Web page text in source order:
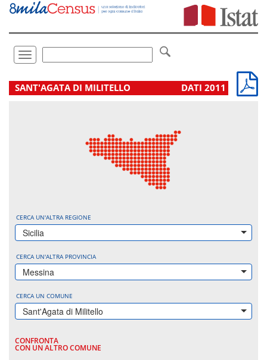
Vai
direttamente
Toggle
navigation
.
SANT'AGATA DI MILITELLO DATI 2011
CERCA UN'ALTRA REGIONE
Sicilia
CERCA UN'ALTRA PROVINCIA
Messina
CERCA UN COMUNE
Sant'Agata di Militello
CONFRONTA
CON UN ALTRO COMUNE